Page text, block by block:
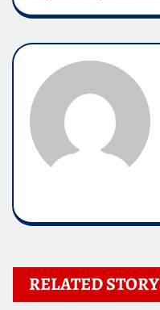
RELATED STORY